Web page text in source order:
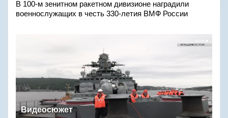
В 100-м зенитном ракетном дивизионе наградили
военнослужащих в честь 330-летия ВМФ России
Видеосюжет